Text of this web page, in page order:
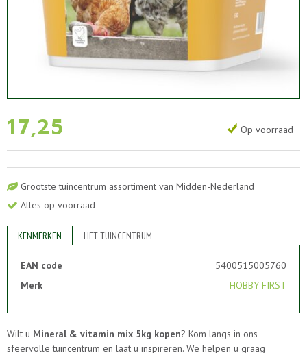
17,25 Op voorraad
Grootste tuincentrum assortiment van Midden-Nederland
Alles op voorraad
KENMERKEN HET TUINCENTRUM
EAN code
5400515005760
Merk
HOBBY FIRST
Wilt u Mineral & vitamin mix 5kg kopen? Kom langs in ons
sfeervolle tuincentrum en laat u inspireren. We helpen u graag